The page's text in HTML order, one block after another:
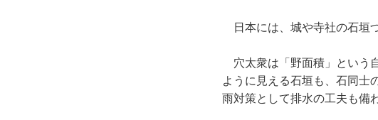
日本には、城や寺社の石垣
穴太衆は「野面積」という
ように見える石垣も、石同士
雨対策として排水の工夫も備